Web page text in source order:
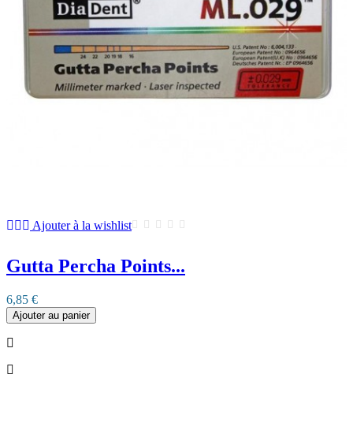
Ajouter à la wishlist
Gutta Percha Points...
6,85 €
Ajouter au panier